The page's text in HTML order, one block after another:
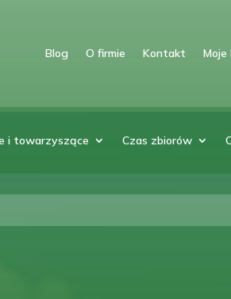
Blog O firmie Kontakt
i towarzyszące Czas zbiorów